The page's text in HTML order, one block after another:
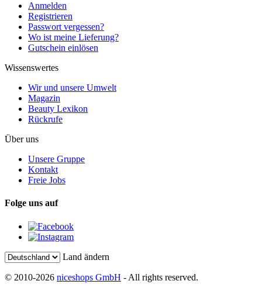
Anmelden
Registrieren
Passwort vergessen?
Wo ist meine Lieferung?
Gutschein einlösen
Wissenswertes
Wir und unsere Umwelt
Magazin
Beauty Lexikon
Rückrufe
Über uns
Unsere Gruppe
Kontakt
Freie Jobs
Folge uns auf
Land ändern
© 2010-2026 niceshops GmbH - All rights reserved.